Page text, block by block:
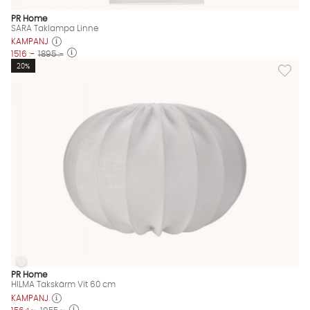
PR Home
SARA Taklampa Linne
KAMPANJ
1516 :- 1895 :-
Lägg
20%
HILMA Takskärm Vit 60 cm Finns även i dessa färger:
HILMA Takskärm Vit 60 cm
PR Home
HILMA Takskärm Vit 60 cm
KAMPANJ